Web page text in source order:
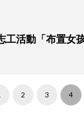
活動「布置女
2 3 4